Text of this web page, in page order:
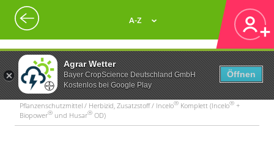
Agrar Wetter
Bayer CropScience Deutschland GmbH
Kostenlos bei Google Play
Öffnen
A-Z
Pflanzenschutzmittel / Herbizid, Zusatzstoff / Incelo® Komplett (Incelo® +
Biopower® und Husar® OD)